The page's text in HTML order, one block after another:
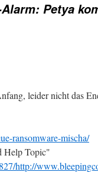
Petya
leider nicht das
ransomware-mischa/
Help Topic"
http://